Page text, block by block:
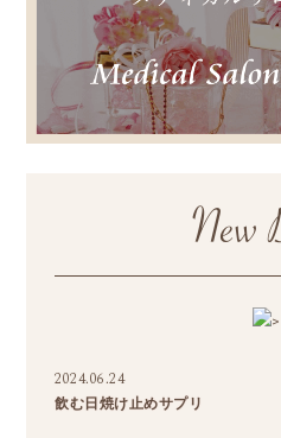
>
2024.06.24
飲む日焼け止めサプリ